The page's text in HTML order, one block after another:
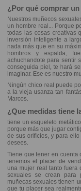
¿Por qué comprar
Nuestros muñecos
un hombre real... Porque
todas las cosas creativas
inversión inteligente a
nada más que en su
hombros y espalda,
achuchandote para sentir
conseguida piel, te hará
imaginar. Ese es nuestro
Ningún chico real puede
a la vieja usanza tan
Marcos.
¿Que medidas tiene
tiene un esqueleto
porque más que jugar
de sus orificios, y para
desees.
Tiene que tener en cuenta
tenemos el placer de
una mujer real tanto fuera
sexuales se crean para
muñecas sexuales tienen
que tu placer sea